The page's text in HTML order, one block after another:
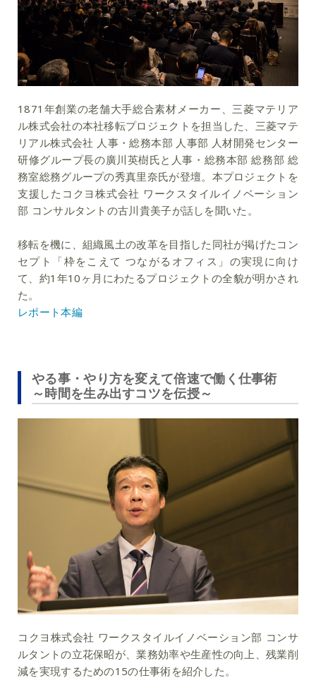
1871年創業の老舗大手総合素材メーカー、三菱マテリア
ル株式会社の本社移転プロジェクトを担当した、三菱マテ
リアル株式会社 人事・総務本部 人事部 人材開発センター
研修グループ長の廣川英樹氏と人事・総務本部 総務部 総
務室総務グループの秀真里奈氏が登壇。本プロジェクトを
支援したコクヨ株式会社 ワークスタイルイノベーション
部 コンサルタントの古川貴美子が話しを聞いた。
移転を機に、組織風土の改革を目指した同社が掲げたコン
セプト「枠をこえて つながるオフィス」の実現に向け
て、約1年10ヶ月にわたるプロジェクトの全貌が明かされ
た。
レポート本編
やる事・やり方を変えて倍速で働く仕事術
～時間を生み出すコツを伝授～
コクヨ株式会社 ワークスタイルイノベーション部 コンサ
ルタントの立花保昭が、業務効率や生産性の向上、残業削
減を実現するための15の仕事術を紹介した。